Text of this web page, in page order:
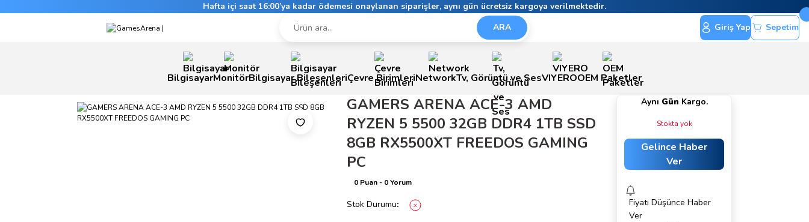
Hafta içi saat 16:00’ya kadar ödemesi onaylanan siparişler, aynı gün ücretsiz kargoya verilmektedir.
ARA
Giriş Yap Sepetim
BilgisayarMonitörBilgisayar BileşenleriÇevre BirimleriNetworkTv, Görüntü ve SesVIYEROOEM Paketler
GAMERS ARENA ACE-3 AMD
RYZEN 5 5500 32GB DDR4 1TB SSD
8GB RX5500XT FREEDOS GAMING
PC
0 Puan - 0 Yorum
Stok Durumu
Aynı Gün Kargo.
Stokta yok
Gelince Haber
Ver
Fiyatı Düşünce Haber
Ver